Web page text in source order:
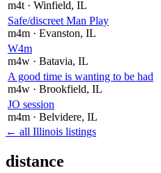
m4t · Winfield, IL
Safe/discreet Man Play
m4m · Evanston, IL
W4m
m4w · Batavia, IL
A good time is wanting to be had
m4w · Brookfield, IL
JO session
m4m · Belvidere, IL
← all Illinois listings
distance